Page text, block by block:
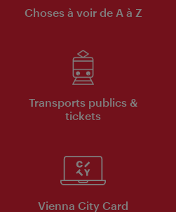
Choses à voir de A à Z
Transports publics &
tickets
Vienna City Card